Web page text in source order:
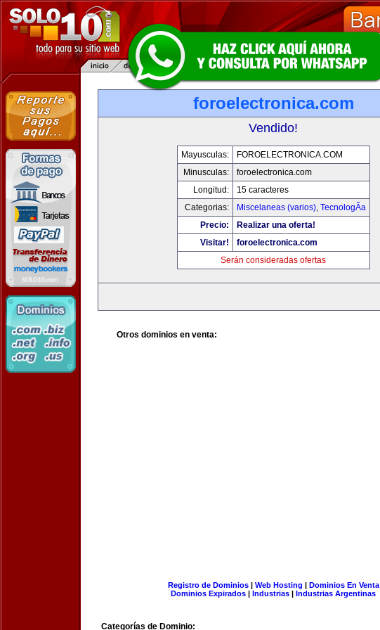
foroelectronica.com
Vendido!
Mayusculas:
FOROELECTRONICA.COM
Minusculas:
foroelectronica.com
Longitud:
15 caracteres
Categorias:
Miscelaneas (varios), TecnologÃ­a
Precio:
Realizar una oferta!
Visitar!
foroelectronica.com
Serán consideradas ofertas
Otros dominios en venta:
Registro de Dominios| Web Hosting | Dominios En Venta
Dominios Expirados | Industrias | Industrias Argentinas
Categorías de Dominio: